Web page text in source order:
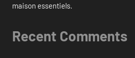
maison essentiels.
Recent Comments